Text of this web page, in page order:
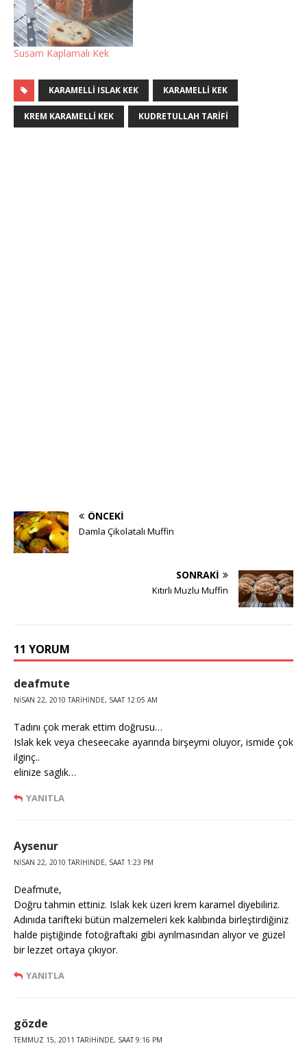
Susam Kaplamalı Kek
KARAMELLI ISLAK KEK KARAMELLI KEK
KREM KARAMELLI KEK KUDRETULLAH TARIFI
ÖNCEKI
Damla Çikolatalı Muffin
SONRAKI
Kıtırlı Muzlu Muffin
11 YORUM
deafmute
NISAN 22, 2010 TARIHINDE, SAAT 12:05 AM
Tadını çok merak ettim doğrusu…
Islak kek veya cheseecake ayarında birşeymi oluyor, ismide çok
ilginç..
elinize saglık…
YANITLA
Aysenur
NISAN 22, 2010 TARIHINDE, SAAT 1:23 PM
Deafmute,
Doğru tahmin ettiniz. Islak kek üzeri krem karamel diyebiliriz.
Adınıda tarifteki bütün malzemeleri kek kalıbında birleştirdiğiniz
halde piştiğinde fotoğraftaki gibi ayrılmasından alıyor ve güzel
bir lezzet ortaya çıkıyor.
YANITLA
gözde
TEMMUZ 15, 2011 TARIHINDE, SAAT 9:16 PM